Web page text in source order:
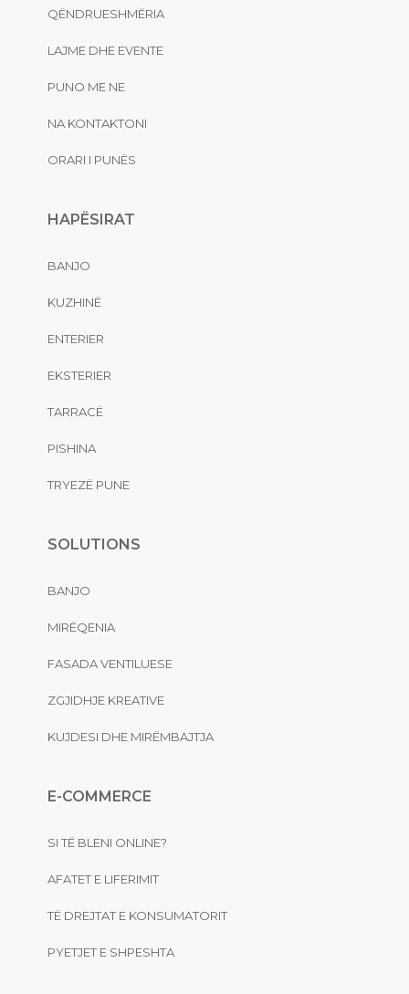
QËNDRUESHMËRIA
LAJME DHE EVENTE
PUNO ME NE
NA KONTAKTONI
ORARI I PUNËS
HAPËSIRAT
BANJO
KUZHINË
ENTERIER
EKSTERIER
TARRACË
PISHINA
TRYEZË PUNE
SOLUTIONS
BANJO
MIRËQENIA
FASADA VENTILUESE
ZGJIDHJE KREATIVE
KUJDESI DHE MIRËMBAJTJA
E-COMMERCE
SI TË BLENI ONLINE?
AFATET E LIFERIMIT
TË DREJTAT E KONSUMATORIT
PYETJET E SHPESHTA